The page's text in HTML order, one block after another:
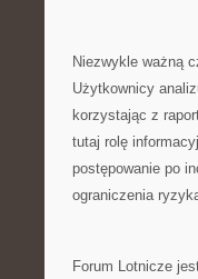
Niezwykle ważną
Użytkownicy
korzystając z
tutaj rolę
postępowanie po
ograniczenia
Forum Lotnicze